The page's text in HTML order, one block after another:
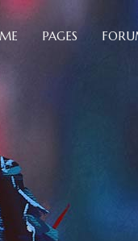
PAGES